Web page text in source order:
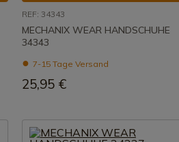
REF: 34343
MECHANIX WEAR HANDSCHUHE
34343
7-15 Tage Versand
25,95 €